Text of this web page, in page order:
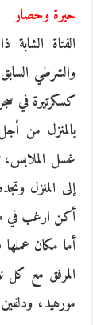
حيرة وحصار
والشرطي
كسكرتيرة في
بالمنزل من
غسل الملابس،
إلى المنزل
أكن ارغب في
أما مكان
المرفق مع كل
مورهيد،